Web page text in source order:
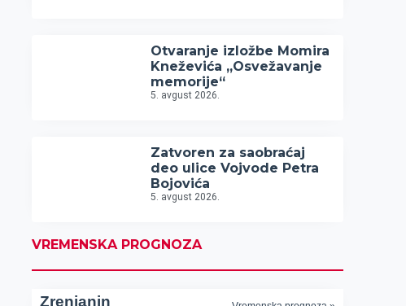
Otvaranje izložbe Momira
Kneževića „Osvežavanje
memorije“
5. avgust 2026.
Zatvoren za saobraćaj
deo ulice Vojvode Petra
Bojovića
5. avgust 2026.
VREMENSKA PROGNOZA